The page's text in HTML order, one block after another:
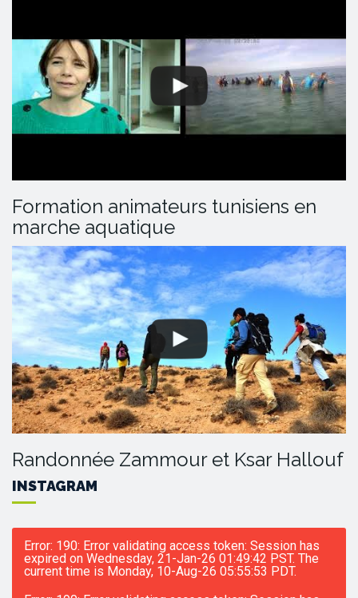
Formation animateurs tunisiens en
marche aquatique
Randonnée Zammour et Ksar Hallouf
INSTAGRAM
Error: 190: Error validating access token: Session has
expired on Wednesday, 21-Jan-26 01:49:42 PST. The
current time is Monday, 10-Aug-26 05:55:53 PDT.